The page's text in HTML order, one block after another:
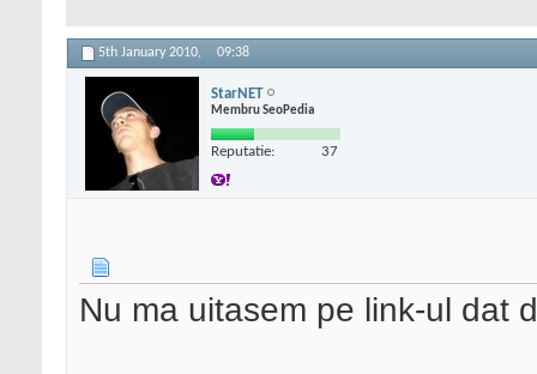
5th January 2010, 09:38
StarNET
Membru SeoPedia
Reputatie: 37
Nu ma uitasem pe link-ul dat